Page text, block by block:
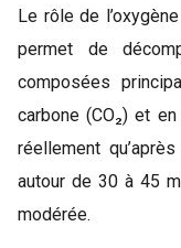
Le rôle de
permet de
composées
carbone (CO₂) et
réellement
autour de 30 à 45
modérée.